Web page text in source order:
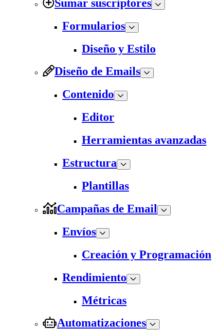
Sumar suscriptores
Formularios
Diseño y Estilo
Diseño de Emails
Contenido
Editor
Herramientas avanzadas
Estructura
Plantillas
Campañas de Email
Envíos
Creación y Programación
Rendimiento
Métricas
Automatizaciones